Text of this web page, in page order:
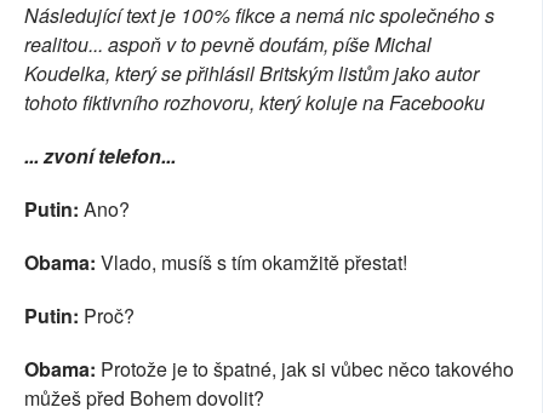
RUBRIKY
PLNÁ VERZE STRÁNEK
Následující text je 100% fikce a nemá nic společného s
realitou... aspoň v to pevně doufám, píše Michal
Koudelka, který se přihlásil Britským listům jako autor
tohoto fiktivního rozhovoru, který koluje na Facebooku
... zvoní telefon...
Putin: Ano?
Obama: Vlado, musíš s tím okamžitě přestat!
Putin: Proč?
Obama: Protože je to špatné, jak si vůbec něco takového
můžeš před Bohem dovolit?